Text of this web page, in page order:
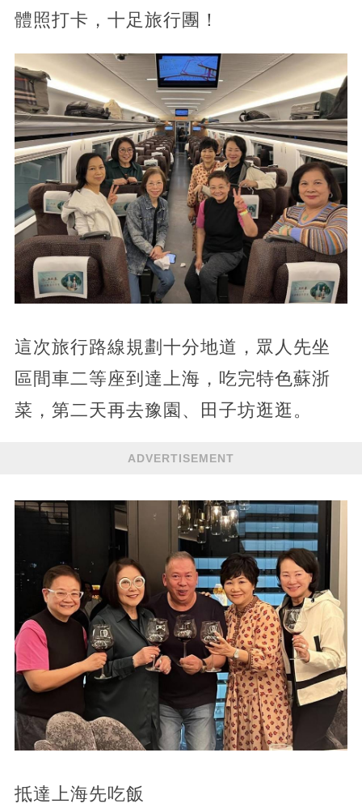
體照打卡，十足旅行團！
這次旅行路線規劃十分地道，眾人先坐
區間車二等座到達上海，吃完特色蘇浙
菜，第二天再去豫園、田子坊逛逛。
ADVERTISEMENT
抵達上海先吃飯